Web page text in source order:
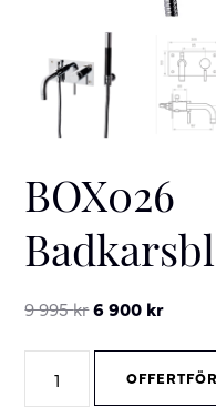
BOX026
9 995krOriginal
6 900 krCurrent
Badkarsblandare